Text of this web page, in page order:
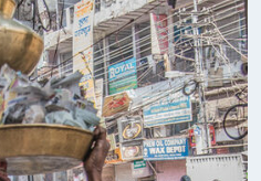
Индийский океан